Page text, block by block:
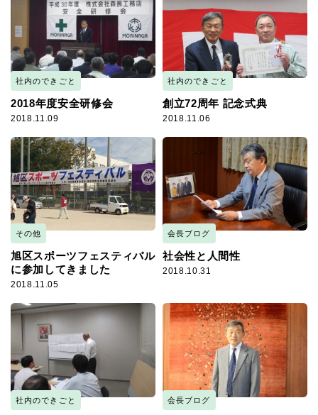
社内のできごと
2018年度安全研修会
2018.11.09
社内のできごと
創立72周年 記念式典
2018.11.06
その他
旭区スポーツフェスティバル
に参加してきました
2018.11.05
会長ブログ
社会性と人間性
2018.10.31
社内のできごと 会長ブログ